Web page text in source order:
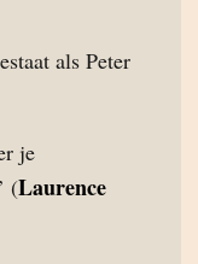
als Peter
je
(Laurence